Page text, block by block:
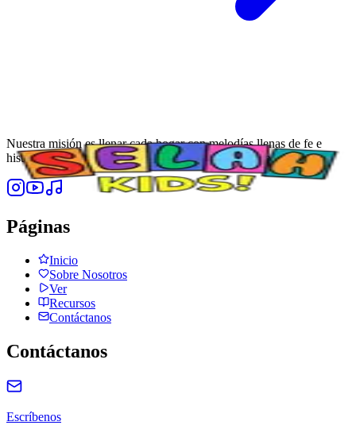
Nuestra misión es llenar cada hogar con melodías llenas de fe e
historias que despierten asombro en los corazones de los niños.
Páginas
Inicio
Sobre Nosotros
Ver
Recursos
Contáctanos
Contáctanos
Escríbenos